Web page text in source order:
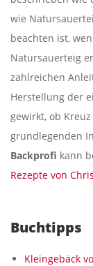
wie
beachten ist,
Natursauerteig
zahlreichen
Herstellung der
gewirkt, ob
grundlegenden
Backprofi kann
Rezepte von
Buchtipps
Kleingebäck